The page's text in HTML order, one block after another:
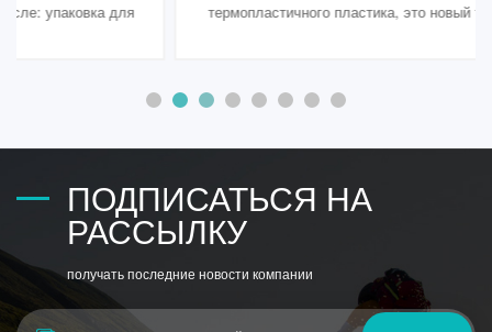
термопластичного пластика, это новый тип упаковочного
термоформования, хорошие противоударные
здоровья, широко используется в медицине, продуктах
ПОДПИСАТЬСЯ НА
РАССЫЛКУ
получать последние новости компании